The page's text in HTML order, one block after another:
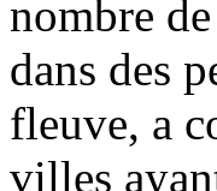
nombre
dans des
fleuve, a
villes